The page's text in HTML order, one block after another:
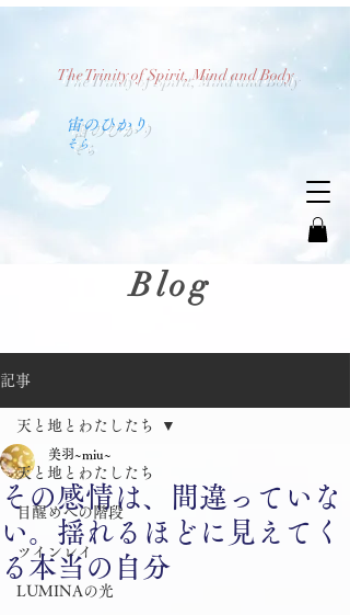
The Trinity of Spirit, Mind and Body
​宙のひかり
​そら
Blog
記事
天と地とわたしたち
目醒めへの階段
ツインレイ
LUMINAの光
天と地とわたしたち
その感情は、間違っていな
い。揺れるほどに見えてく
る本当の自分
美羽~miu~